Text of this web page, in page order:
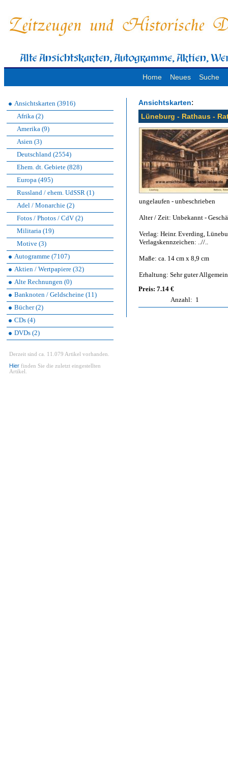
Home Neues Suche
Ansichtskarten (3916)
Afrika (2)
Amerika (9)
Asien (3)
Deutschland (2554)
Ehem. dt. Gebiete (828)
Europa (495)
Russland / ehem. UdSSR (1)
Adel / Monarchie (2)
Fotos / Photos / CdV (2)
Militaria (19)
Motive (3)
Autogramme (7107)
Aktien / Wertpapiere (32)
Alte Rechnungen (0)
Banknoten / Geldscheine (11)
Bücher (2)
CDs (4)
DVDs (2)
Derzeit sind ca. 11.079 Artikel vorhanden.
Hier finden Sie die zuletzt eingestellten
Artikel.
Ansichtskarten:
Lüneburg - Rathaus -
ungelaufen - unbeschrieben
Alter / Zeit: Unbekannt -
Verlag: Heinr. Everding,
Verlagskennzeichen: ..//..
Maße: ca. 14 cm x 8,9 cm
Erhaltung: Sehr guter
Preis: 7.14 €
Anzahl: 1